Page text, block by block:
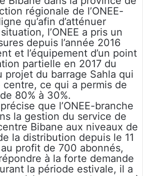
régionale de l’ONEE-
qu’afin d’atténuer
l’ONEE a pris un
depuis l’année 2016
et l’équipement d’un point
partielle en 2017 du
projet du barrage Sahla qui
ce qui a permis de
80% à 30%.
que l’ONEE-branche
la gestion du service de
Bibane aux niveaux de
la distribution depuis le 11
profit de 700 abonnés,
à la forte demande
la période estivale, il a